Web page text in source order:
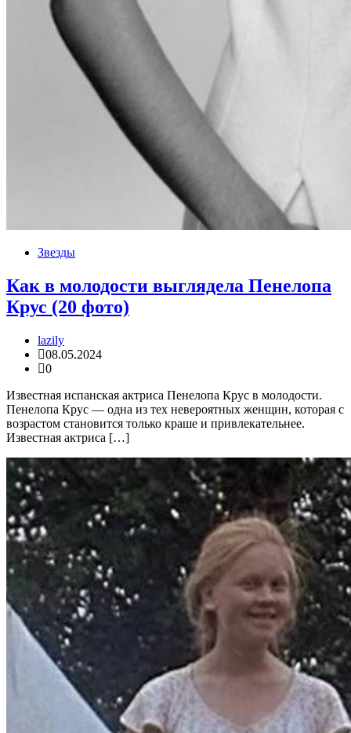
Звезды
Как в молодости выглядела Пенелопа
Крус (20 фото)
lazily
08.05.2024
0
Известная испанская актриса Пенелопа Крус в молодости.
Пенелопа Крус — одна из тех невероятных женщин, которая с
возрастом становится только краше и привлекательнее.
Известная актриса […]